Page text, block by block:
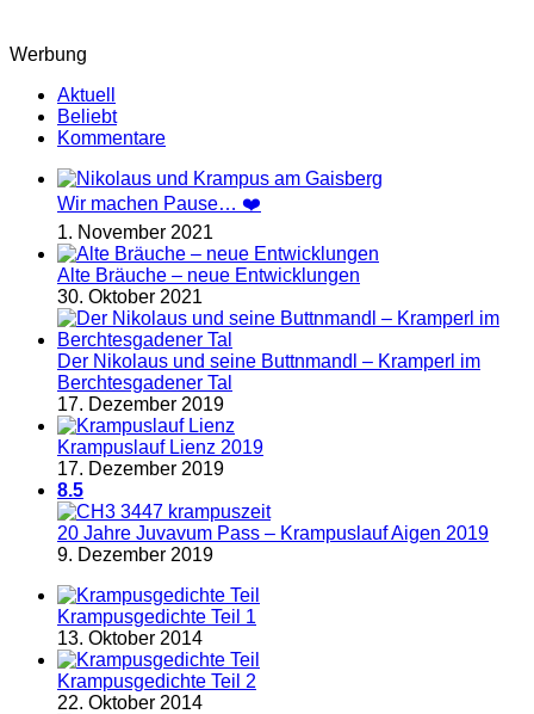
Werbung
Aktuell
Beliebt
Kommentare
Wir machen Pause… ❤️
1. November 2021
Alte Bräuche – neue Entwicklungen
30. Oktober 2021
Der Nikolaus und seine Buttnmandl – Kramperl im
Berchtesgadener Tal
17. Dezember 2019
Krampuslauf Lienz 2019
17. Dezember 2019
8.5
20 Jahre Juvavum Pass – Krampuslauf Aigen 2019
9. Dezember 2019
Krampusgedichte Teil 1
13. Oktober 2014
Krampusgedichte Teil 2
22. Oktober 2014